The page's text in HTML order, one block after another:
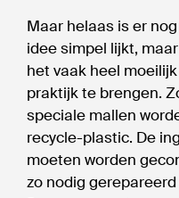
Maar helaas is er
idee simpel lijkt,
het vaak heel
praktijk te brengen.
speciale mallen
recycle-plastic. De
moeten worden
zo nodig